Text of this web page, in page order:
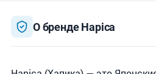
О бренде Hapica